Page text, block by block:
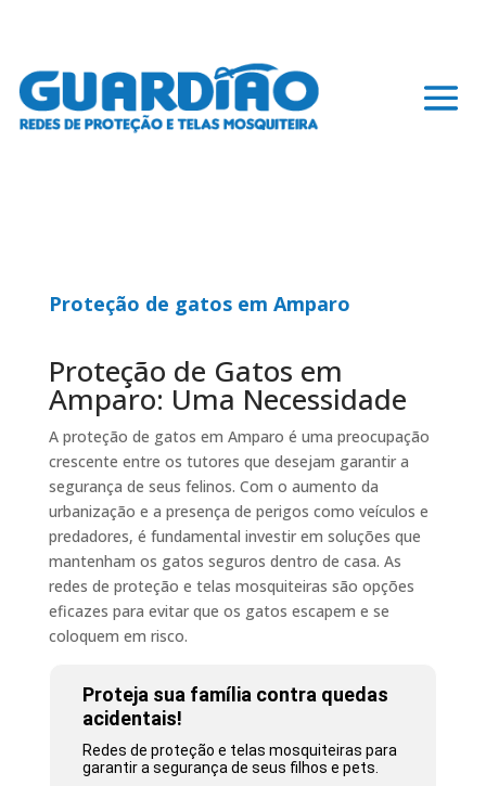
Proteção de gatos em Amparo
Proteção de Gatos em
Amparo: Uma Necessidade
A proteção de gatos em Amparo é uma preocupação
crescente entre os tutores que desejam garantir a
segurança de seus felinos. Com o aumento da
urbanização e a presença de perigos como veículos e
predadores, é fundamental investir em soluções que
mantenham os gatos seguros dentro de casa. As
redes de proteção e telas mosquiteiras são opções
eficazes para evitar que os gatos escapem e se
coloquem em risco.
Proteja sua família contra quedas
acidentais!
Redes de proteção e telas mosquiteiras para
garantir a segurança de seus filhos e pets.